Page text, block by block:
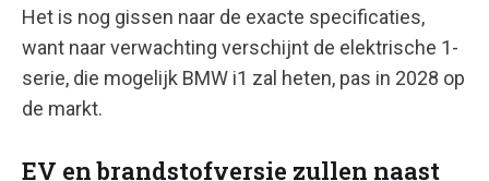
Het is nog gissen naar de exacte specificaties,
want naar verwachting verschijnt de elektrische 1-
serie, die mogelijk BMW i1 zal heten, pas in 2028 op
de markt.
EV en brandstofversie zullen naast